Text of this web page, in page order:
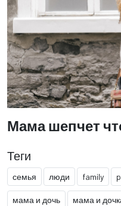
Мама шепчет
Теги
семья люди family
мама и дочь мама и